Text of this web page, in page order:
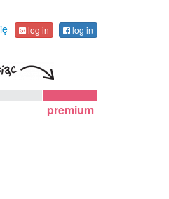
log in log in
premium